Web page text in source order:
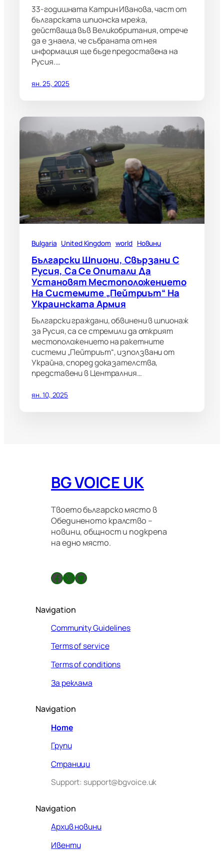
33-годишната Катрин Иванова, част от
българската шпионска мрежа,
действаща във Великобритания, отрече
да е знаела, че събраната от нея
информация ще бъде предоставена на
Русия.…
ян. 25, 2025
Bulgaria United Kingdom world Новини
Български Шпиони, Свързани С
Русия, Са Се Опитали Да
Установят Местоположението
На Системите „Пейтриът“ На
Украинската Армия
Български граждани, обвинени в шпионаж
за Русия, са се стремили да открият
местоположението на ракетните
системи „Пейтриът“, използвани от
Украйна, според доказателства,
представени в Централния…
ян. 10, 2025
BG VOICE UK
Твоето българско място в
Обединеното кралство –
новини, общност и подкрепа
на едно място.
Facebook X GitHub
Navigation
Community Guidelines
Terms of service
Terms of conditions
За реклама
Navigation
Home
Групи
Страници
Support: support@bgvoice.uk
Navigation
Архив новини
Ивенти